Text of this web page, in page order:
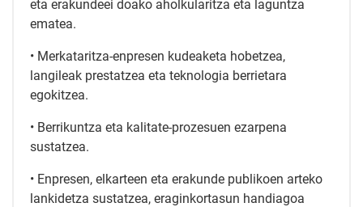
eta erakundeei doako aholkularitza eta laguntza
ematea.
• Merkataritza-enpresen kudeaketa hobetzea,
langileak prestatzea eta teknologia berrietara
egokitzea.
• Berrikuntza eta kalitate-prozesuen ezarpena
sustatzea.
• Enpresen, elkarteen eta erakunde publikoen arteko
lankidetza sustatzea, eraginkortasun handiagoa